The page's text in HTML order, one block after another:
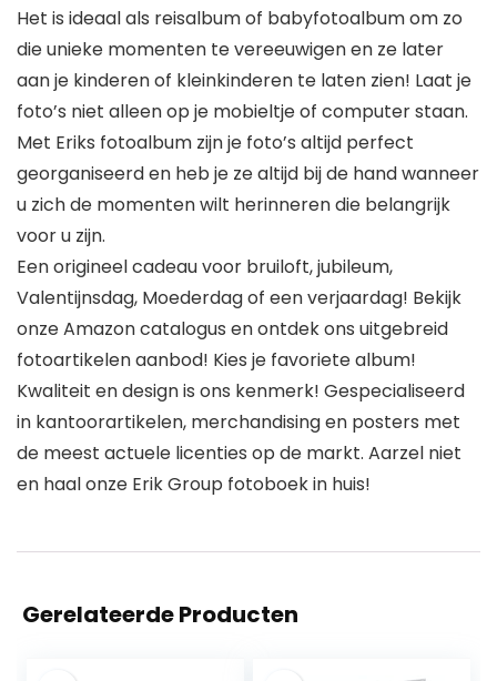
Het is ideaal als reisalbum of babyfotoalbum om zo
die unieke momenten te vereeuwigen en ze later
aan je kinderen of kleinkinderen te laten zien! Laat je
foto’s niet alleen op je mobieltje of computer staan.
Met Eriks fotoalbum zijn je foto’s altijd perfect
georganiseerd en heb je ze altijd bij de hand wanneer
u zich de momenten wilt herinneren die belangrijk
voor u zijn.
Een origineel cadeau voor bruiloft, jubileum,
Valentijnsdag, Moederdag of een verjaardag! Bekijk
onze Amazon catalogus en ontdek ons uitgebreid
fotoartikelen aanbod! Kies je favoriete album!
Kwaliteit en design is ons kenmerk! Gespecialiseerd
in kantoorartikelen, merchandising en posters met
de meest actuele licenties op de markt. Aarzel niet
en haal onze Erik Group fotoboek in huis!
Gerelateerde Producten